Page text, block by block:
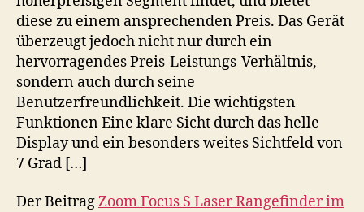
diese zu einem ansprechenden Preis. Das Gerät
überzeugt jedoch nicht nur durch ein
hervorragendes Preis-Leistungs-Verhältnis,
sondern auch durch seine
Benutzerfreundlichkeit. Die wichtigsten
Funktionen Eine klare Sicht durch das helle
Display und ein besonders weites Sichtfeld von
7 Grad […]
Der BeitragZoom Focus S Laser Rangefinder im